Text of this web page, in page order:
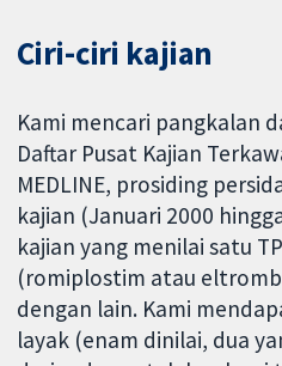
Ciri-ciri kajian
Kami mencari pangkalan
Daftar Pusat Kajian
MEDLINE, prosiding
kajian (Januari 2000
kajian yang menilai satu
(romiplostim atau
dengan lain. Kami
layak (enam dinilai, dua